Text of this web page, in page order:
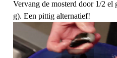
Vervang de mosterd door 1/2
g). Een pittig alternatief!